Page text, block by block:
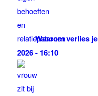
Waarom verlies
2026 - 16:10